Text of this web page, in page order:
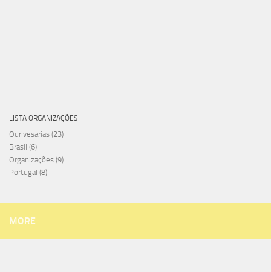
LISTA ORGANIZAÇÕES
Ourivesarias (23)
Brasil (6)
Organizações (9)
Portugal (8)
MORE